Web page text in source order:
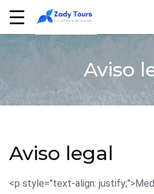
Aviso
Aviso legal
<p style="text-align: